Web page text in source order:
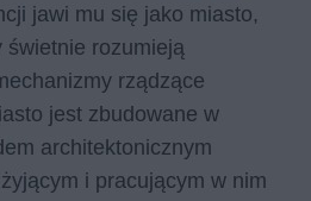
jawi mu się jako miasto,
świetnie rozumieją
rządzące
jest zbudowane w
architektonicznym
i pracującym w nim